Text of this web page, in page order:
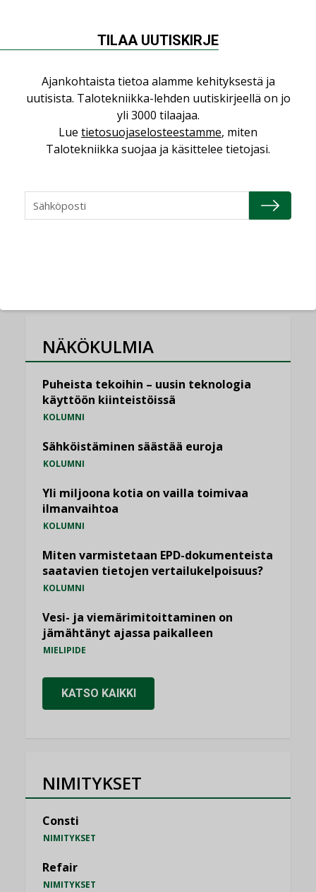
”Tulevat kilpailuedut syntyvät, kun
erilliset teknologiat tuodaan yhteen”
,
Puutteellinen eristys lisää lämpöhäviöitä
LEHDEN ARTIKKELIT
vakiinnuttavat asemansa taloyhtiöissä
LEHDEN ARTIKKELIT
NÄKÖKULMIA
Puheista tekoihin – uusin teknologia
käyttöön kiinteistöissä
KOLUMNI
Sähköistäminen säästää euroja
KOLUMNI
Yli miljoona kotia on vailla toimivaa
ilmanvaihtoa
KOLUMNI
Miten varmistetaan EPD-dokumenteista
saatavien tietojen vertailukelpoisuus?
KOLUMNI
Vesi- ja viemärimitoittaminen on
jämähtänyt ajassa paikalleen
MIELIPIDE
KATSO KAIKKI
NIMITYKSET
Consti
NIMITYKSET
Refair
NIMITYKSET
TILAA UUTISKIRJE
Ajankohtaista tietoa alamme kehityksestä ja
uutisista. Talotekniikka-lehden uutiskirjeellä on jo
yli 3000 tilaajaa.
Lue tietosuojaselosteestamme, miten
Talotekniikka suojaa ja käsittelee tietojasi.